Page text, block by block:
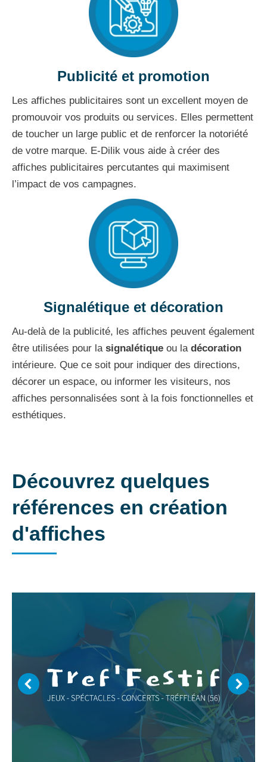
Publicité et promotion
Les affiches publicitaires sont un excellent moyen de
promouvoir vos produits ou services. Elles permettent
de toucher un large public et de renforcer la notoriété
de votre marque. E-Dilik vous aide à créer des
affiches publicitaires percutantes qui maximisent
l’impact de vos campagnes.
Signalétique et décoration
Au-delà de la publicité, les affiches peuvent également
être utilisées pour la signalétique ou la décoration
intérieure. Que ce soit pour indiquer des directions,
décorer un espace, ou informer les visiteurs, nos
affiches personnalisées sont à la fois fonctionnelles et
esthétiques.
Découvrez quelques
références en création
d'affiches